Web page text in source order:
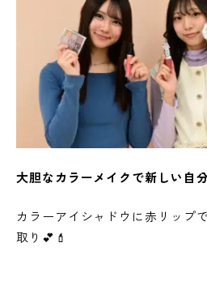
大胆なカラーメイクで新しい自
カラーアイシャドウに赤リップ
取り💕💄